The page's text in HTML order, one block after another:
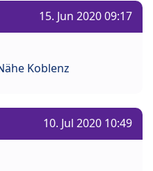
15. Jun 2020 09:17
Koblenz
10. Jul 2020 10:49